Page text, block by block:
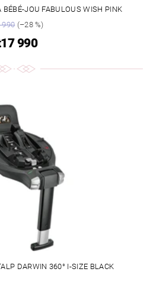
JOU FABULOUS WISH PINK
990(–28 %)
990
DARWIN 360° I-SIZE BLACK